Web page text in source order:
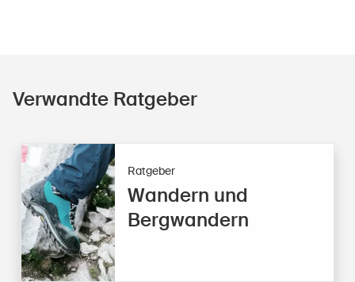
Verwandte Ratgeber
Ratgeber
Wandern und
Bergwandern